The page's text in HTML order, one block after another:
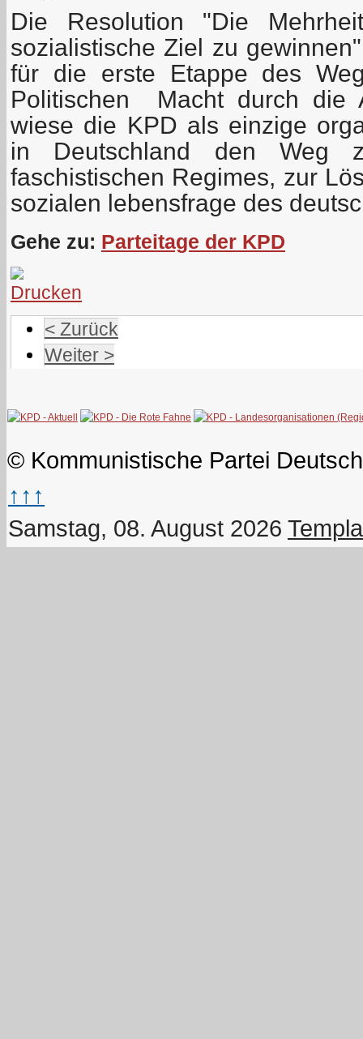
Die Resolution "Die
sozialistische Ziel zu
für die erste Etappe des
Politischen Macht durch die
wiese die KPD als einzige
in Deutschland den Weg
faschistischen Regimes, zur
sozialen lebensfrage des
Gehe zu: Parteitage der KPD
< Zurück
Weiter >
© Kommunistische Partei
↑↑↑
Samstag, 08. August 2026